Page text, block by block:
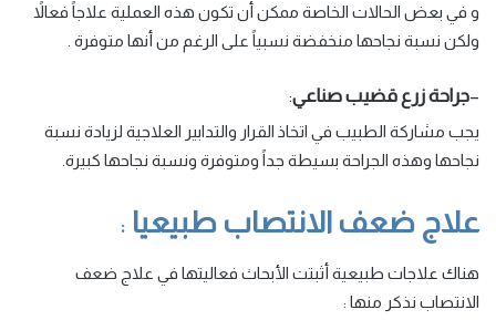
و في بعض الحالات الخاصة ممكن أن تكون هذه العملية علاجاً فعالاً
ولكن نسبة نجاحها منخفضة نسبياً على الرغم من أنها متوفرة .
–جراحة زرع قضيب صناعي:
يجب مشاركة الطبيب في اتخاذ القرار والتدابير العلاجية لزيادة نسبة
نجاحها وهذه الجراحة بسيطة جداً ومتوفرة ونسبة نجاحها كبيرة.
علاج ضعف الانتصاب طبيعيا :
هناك علاجات طبيعية أثبتت الأبحاث فعاليتها في علاج ضعف
الانتصاب نذكر منها :